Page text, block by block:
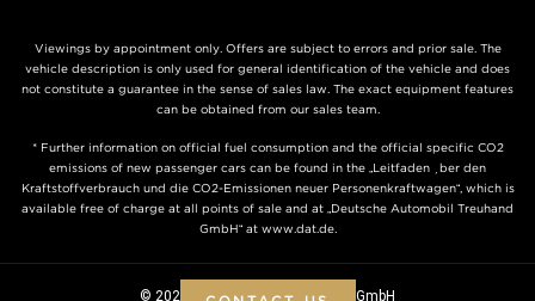
Viewings by appointment only. Offers are subject to errors and prior sale. The
vehicle description is only used for general identification of the vehicle and does
not constitute a guarantee in the sense of sales law. The exact equipment features
can be obtained from our sales team.
* Further information on official fuel consumption and the official specific CO2
emissions of new passenger cars can be found in the „Leitfaden über den
Kraftstoffverbrauch und die CO2-Emissionen neuer Personenkraftwagen“, which is
available free of charge at all points of sale and at „Deutsche Automobil Treuhand
GmbH“ at www.dat.de.
© 2026 KLASSEN ® - Automobile GmbH